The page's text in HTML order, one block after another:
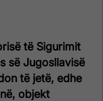
të Sigurimit
së Jugosllavisë
të jetë, edhe
objekt